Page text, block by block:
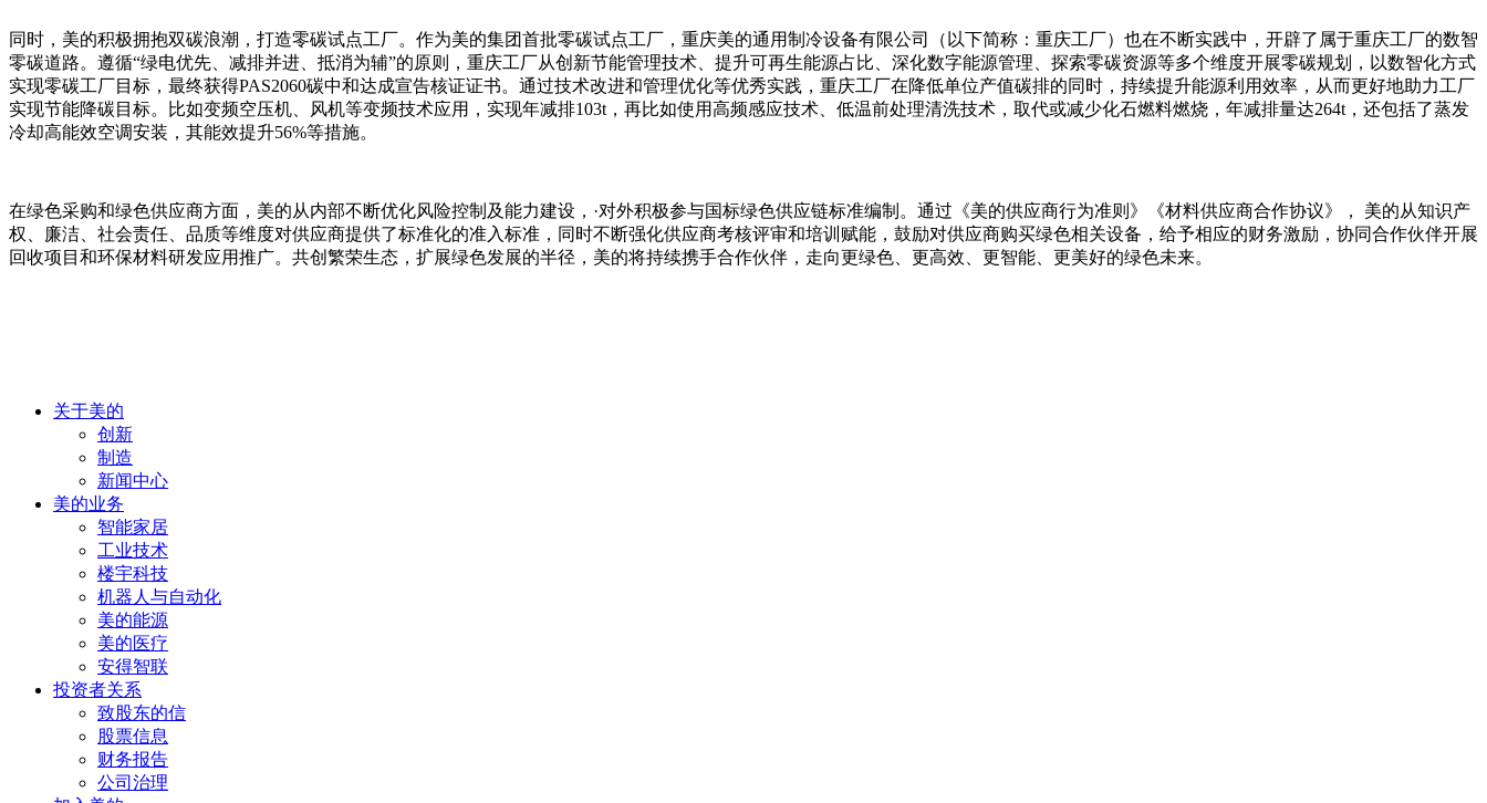
同时，美的积极拥抱双碳浪潮，打造零碳试点工厂。作为美的集团首批零碳试点工厂，重庆美的通用制冷设备有限公司（以下简称：重庆工厂）也在不断实践中，开辟了属于重庆工厂的数智
零碳道路。遵循“绿电优先、减排并进、抵消为辅”的原则，重庆工厂从创新节能管理技术、提升可再生能源占比、深化数字能源管理、探索零碳资源等多个维度开展零碳规划，以数智化方式
实现零碳工厂目标，最终获得PAS2060碳中和达成宣告核证证书。通过技术改进和管理优化等优秀实践，重庆工厂在降低单位产值碳排的同时，持续提升能源利用效率，从而更好地助力工厂
实现节能降碳目标。比如变频空压机、风机等变频技术应用，实现年减排103t，再比如使用高频感应技术、低温前处理清洗技术，取代或减少化石燃料燃烧，年减排量达264t，还包括了蒸发
冷却高能效空调安装，其能效提升56%等措施。
在绿色采购和绿色供应商方面，美的从内部不断优化风险控制及能力建设，·对外积极参与国标绿色供应链标准编制。通过《美的供应商行为准则》《材料供应商合作协议》， 美的从知识产
权、廉洁、社会责任、品质等维度对供应商提供了标准化的准入标准，同时不断强化供应商考核评审和培训赋能，鼓励对供应商购买绿色相关设备，给予相应的财务激励，协同合作伙伴开展
回收项目和环保材料研发应用推广。共创繁荣生态，扩展绿色发展的半径，美的将持续携手合作伙伴，走向更绿色、更高效、更智能、更美好的绿色未来。
关于美的
创新
制造
新闻中心
美的业务
智能家居
工业技术
楼宇科技
机器人与自动化
美的能源
美的医疗
安得智联
投资者关系
致股东的信
股票信息
财务报告
公司治理